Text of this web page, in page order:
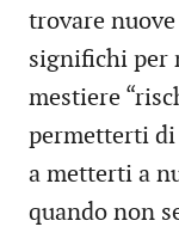
trovare
significhi per
mestiere
permetterti di
a metterti a
quando non